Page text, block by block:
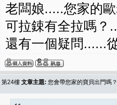
老闆娘.....您家的
可拉鋉有全拉嗎？
還有一個疑問......
第24樓 文章主題: 您會帶您家的寶貝出門嗎？